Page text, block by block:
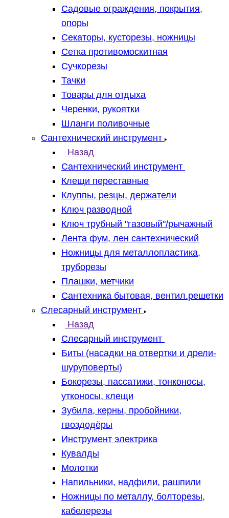
Садовые ограждения, покрытия,
опоры
Секаторы, кусторезы, ножницы
Сетка противомоскитная
Сучкорезы
Тачки
Товары для отдыха
Черенки, рукоятки
Шланги поливочные
Сантехнический инструмент
Назад
Сантехнический инструмент
Клещи переставные
Клуппы, резцы, держатели
Ключ разводной
Ключ трубный "газовый"/рычажный
Лента фум, лен сантехнический
Ножницы для металлопластика,
труборезы
Плашки, метчики
Сантехника бытовая, вентил.решетки
Слесарный инструмент
Назад
Слесарный инструмент
Биты (насадки на отвертки и дрели-
шуруповерты)
Бокорезы, пассатижи, тонконосы,
утконосы, клещи
Зубила, керны, пробойники,
гвоздодёры
Инструмент электрика
Кувалды
Молотки
Напильники, надфили, рашпили
Ножницы по металлу, болторезы,
кабелерезы